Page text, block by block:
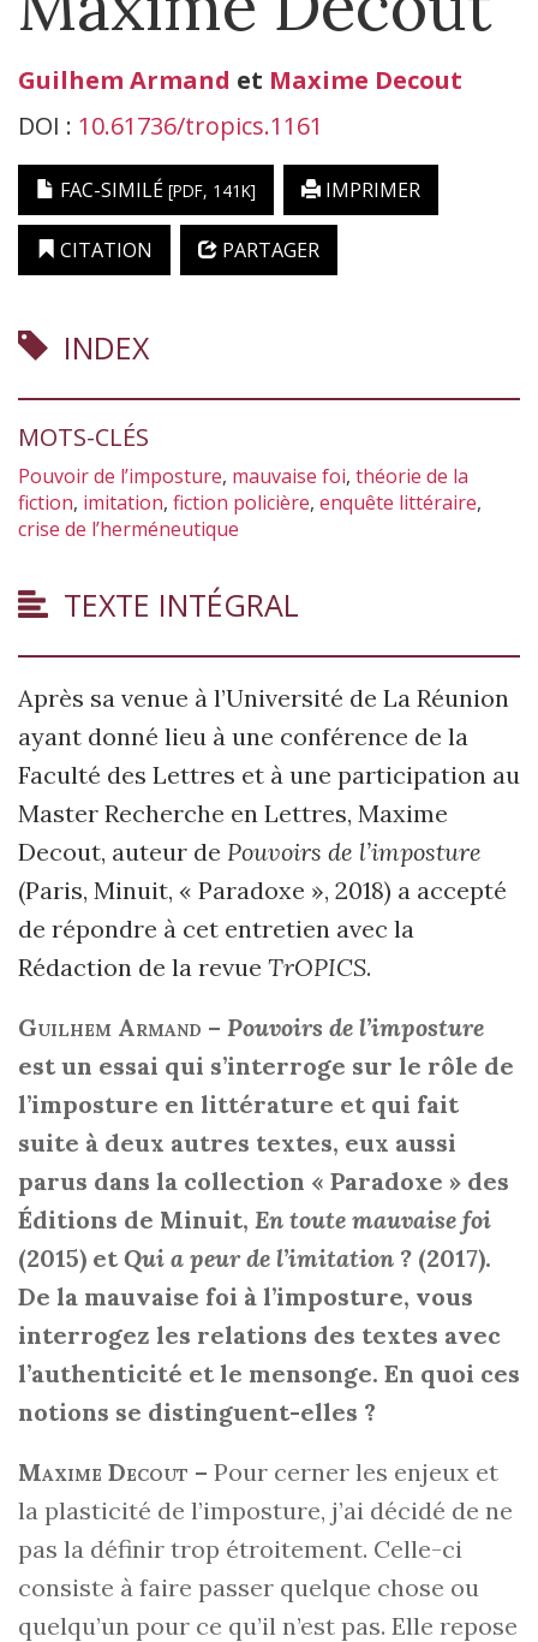
Guilhem Armand et Maxime Decout
DOI : 10.61736/tropics.1161
FAC-SIMILÉ [PDF, 141K] IMPRIMER
CITATION PARTAGER
INDEX
MOTS-CLÉS
Pouvoir de l’imposture, mauvaise foi, théorie de la
fiction, imitation, fiction policière, enquête littéraire,
crise de l’herméneutique
TEXTE INTÉGRAL
Après sa venue à l’Université de La Réunion
ayant donné lieu à une conférence de la
Faculté des Lettres et à une participation au
Master Recherche en Lettres, Maxime
Decout, auteur de Pouvoirs de l’imposture
(Paris, Minuit, « Paradoxe », 2018) a accepté
de répondre à cet entretien avec la
Rédaction de la revue TrOPICS.
Guilhem Armand – Pouvoirs de l’imposture
est un essai qui s’interroge sur le rôle de
l’imposture en littérature et qui fait
suite à deux autres textes, eux aussi
parus dans la collection « Paradoxe » des
Éditions de Minuit, En toute mauvaise foi
(2015) et Qui a peur de l’imitation ? (2017).
De la mauvaise foi à l’imposture, vous
interrogez les relations des textes avec
l’authenticité et le mensonge. En quoi ces
notions se distinguent-elles ?
Maxime Decout – Pour cerner les enjeux et
la plasticité de l’imposture, j’ai décidé de ne
pas la définir trop étroitement. Celle-ci
consiste à faire passer quelque chose ou
quelqu’un pour ce qu’il n’est pas. Elle repose